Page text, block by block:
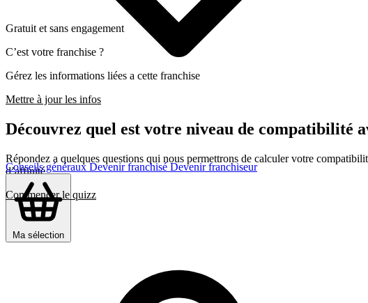
Conseils généraux Devenir franchisé Devenir franchiseur
Ma sélection
Gratuit et sans engagement
C’est votre franchise ?
Gérez les informations liées a cette franchise
Mettre à jour les infos
Découvrez quel est votre niveau de compatibilité
Répondez a quelques questions qui nous permettrons de calculer votre
d’affinité
Commencer le quizz